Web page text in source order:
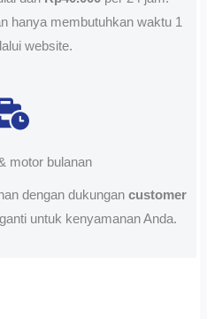
hanya membutuhkan waktu 1
website.
motor bulanan
dengan dukungan customer
untuk kenyamanan Anda.